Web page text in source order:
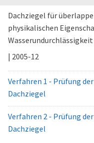
Dachziegel für
physikalischen
Wasserundurchlässigkeit
| 2005-12
Verfahren 1 - Prüfung
Dachziegel
Verfahren 2 - Prüfung
Dachziegel